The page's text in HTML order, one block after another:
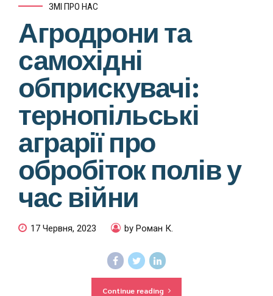
ЗМІ ПРО НАС
Агродрони та
самохідні
обприскувачі:
тернопільські
аграрії про
обробіток полів у
час війни
17 Червня, 2023 by Роман К.
Continue reading